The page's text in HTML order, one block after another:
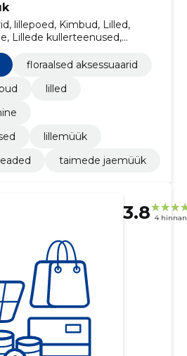
lillepoed, Kimbud, Lilled,
Lillede kullerteenused,
lillepoed, lilleseaded
floraalsed aksessuaarid
lilled
lillemüük
taimede jaemüük
3.8 4